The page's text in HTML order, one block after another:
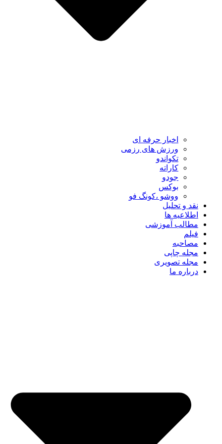
اخبار حرفه ای
ورزش های رزمی
تکواندو
کاراته
جودو
بوکس
ووشو ،کونگ فو
نقد و تحلیل
اطلاعیه ها
مطالب آموزشی
فیلم
مصاحبه
مجله چاپی
مجله تصویری
درباره ما